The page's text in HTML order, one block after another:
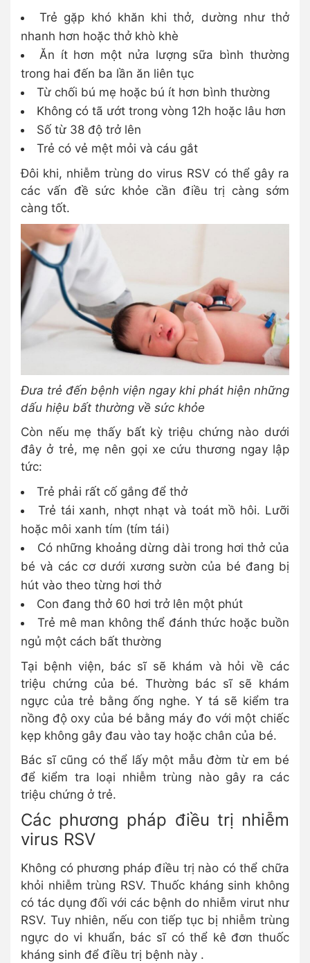
Trẻ gặp khó khăn khi thở, dường như thở
nhanh hơn hoặc thở khò khè
Ăn ít hơn một nửa lượng sữa bình thường
trong hai đến ba lần ăn liên tục
Từ chối bú mẹ hoặc bú ít hơn bình thường
Không có tã ướt trong vòng 12h hoặc lâu hơn
Số từ 38 độ trở lên
Trẻ có vẻ mệt mỏi và cáu gắt
Đôi khi, nhiễm trùng do virus RSV có thể gây ra
các vấn đề sức khỏe cần điều trị càng sớm
càng tốt.
Đưa trẻ đến bệnh viện ngay khi phát hiện những
dấu hiệu bất thường về sức khỏe
Còn nếu mẹ thấy bất kỳ triệu chứng nào dưới
đây ở trẻ, mẹ nên gọi xe cứu thương ngay lập
tức:
Trẻ phải rất cố gắng để thở
Trẻ tái xanh, nhợt nhạt và toát mồ hôi. Lưỡi
hoặc môi xanh tím (tím tái)
Có những khoảng dừng dài trong hơi thở của
bé và các cơ dưới xương sườn của bé đang bị
hút vào theo từng hơi thở
Con đang thở 60 hơi trở lên một phút
Trẻ mê man không thể đánh thức hoặc buồn
ngủ một cách bất thường
Tại bệnh viện, bác sĩ sẽ khám và hỏi về các
triệu chứng của bé. Thường bác sĩ sẽ khám
ngực của trẻ bằng ống nghe. Y tá sẽ kiểm tra
nồng độ oxy của bé bằng máy đo với một chiếc
kẹp không gây đau vào tay hoặc chân của bé.
Bác sĩ cũng có thể lấy một mẫu đờm từ em bé
để kiểm tra loại nhiễm trùng nào gây ra các
triệu chứng ở trẻ.
Các phương pháp điều trị nhiễm
virus RSV
Không có phương pháp điều trị nào có thể chữa
khỏi nhiễm trùng RSV. Thuốc kháng sinh không
có tác dụng đối với các bệnh do nhiễm virut như
RSV. Tuy nhiên, nếu con tiếp tục bị nhiễm trùng
ngực do vi khuẩn, bác sĩ có thể kê đơn thuốc
kháng sinh để điều trị bệnh này .